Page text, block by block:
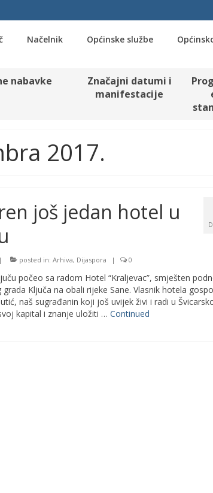
Načelnik Općinske službe
nabavke
Značajni datumi i
manifestacije
2017.
još jedan hotel u
posted in: Arhiva, Dijaspora | 0
počeo sa radom Hotel “Kraljevac”, smješten
grada Ključa na obali rijeke Sane. Vlasnik hotela
naš sugrađanin koji još uvijek živi i radi u
kapital i znanje uložiti … Continued